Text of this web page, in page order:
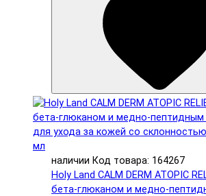
наличии Код товара: 164267
Holy Land CALM DERM ATOPIC
бета-глюканом и медно-